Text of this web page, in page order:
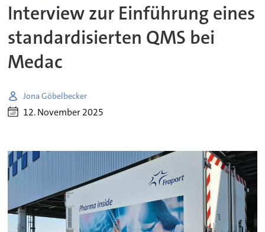
Interview zur Einführung eines
standardisierten QMS bei
Medac
Jona Göbelbecker
12. November 2025